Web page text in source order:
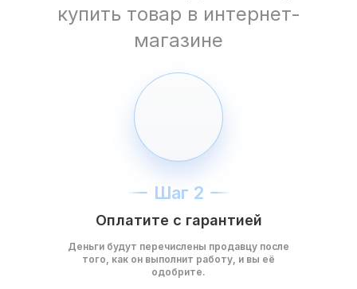
купить товар в интернет-
магазине
Шаг 2
Оплатите с гарантией
Деньги будут перечислены продавцу после
того, как он выполнит работу, и вы её
одобрите.